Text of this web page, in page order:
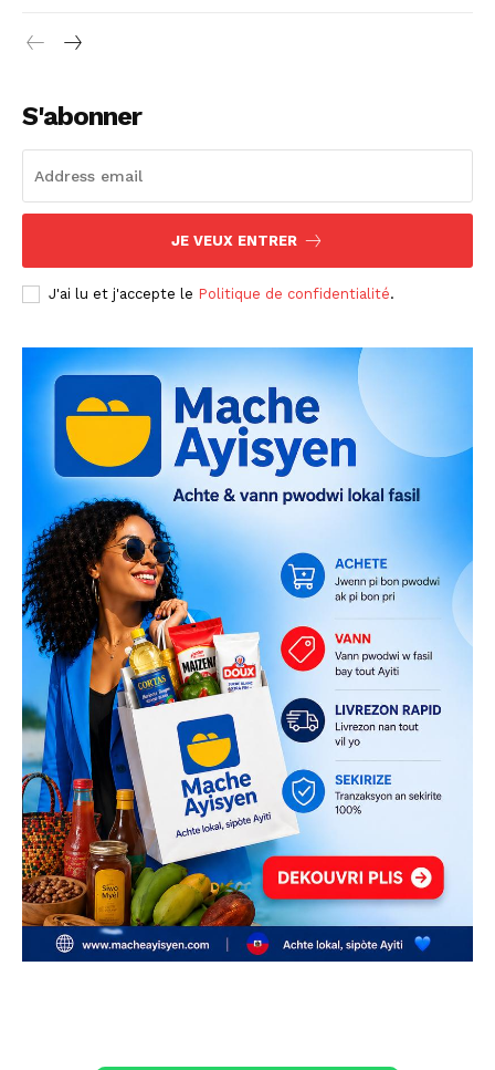
S'abonner
JE VEUX ENTRER
J'ai lu et j'accepte le Politique de confidentialité.